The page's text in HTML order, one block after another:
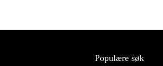
Populære søk